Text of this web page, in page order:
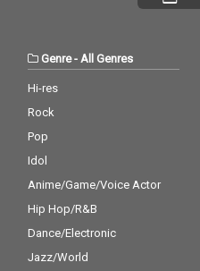
Genre-All Genres
Hi-res
Rock
Pop
Idol
Anime/Game/Voice Actor
Hip Hop/R&B
Dance/Electronic
Jazz/World